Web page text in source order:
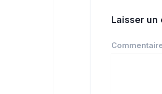
Laisser un